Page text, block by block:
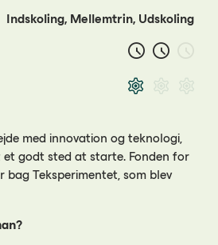
Indskoling, Mellemtrin, Udskoling
med innovation og teknologi,
et godt sted at starte. Fonden for
Teksperimentet, som blev